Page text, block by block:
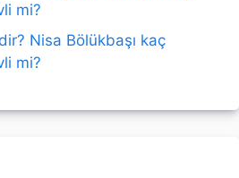
mi?
Nisa Bölükbaşı kaç
mi?